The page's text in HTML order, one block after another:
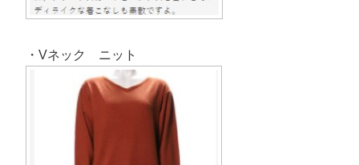
・Vネック ニット